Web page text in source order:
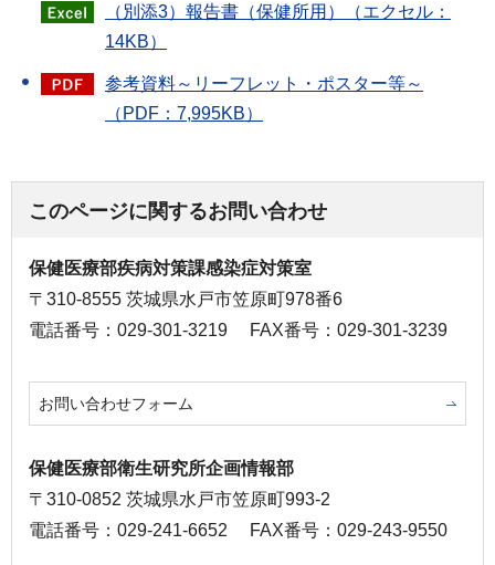
（別添3）報告書（保健所用）（エクセル：
14KB）
参考資料～リーフレット・ポスター等～
（PDF：7,995KB）
このページに関するお問い合わせ
保健医療部疾病対策課感染症対策室
〒310-8555 茨城県水戸市笠原町978番6
電話番号：029-301-3219
FAX番号：029-301-3239
お問い合わせフォーム
保健医療部衛生研究所企画情報部
〒310-0852 茨城県水戸市笠原町993-2
電話番号：029-241-6652
FAX番号：029-243-9550